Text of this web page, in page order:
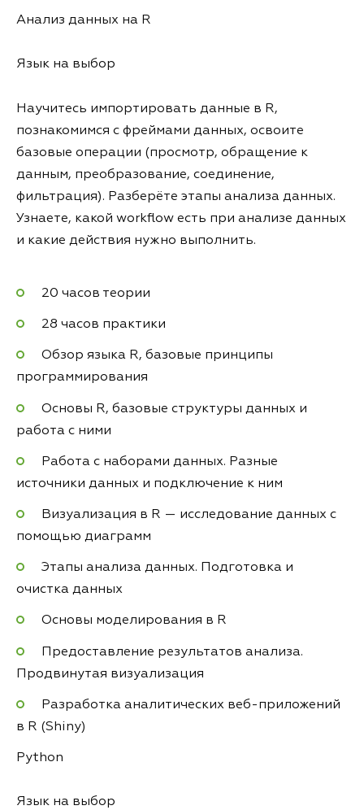
Анализ данных на R
Язык на выбор
Научитесь импортировать данные в R,
познакомимся с фреймами данных, освоите
базовые операции (просмотр, обращение к
данным, преобразование, соединение,
фильтрация). Разберёте этапы анализа данных.
Узнаете, какой workflow есть при анализе данных
и какие действия нужно выполнить.
20 часов теории
28 часов практики
Обзор языка R, базовые принципы
программирования
Основы R, базовые структуры данных и
работа с ними
Работа с наборами данных. Разные
источники данных и подключение к ним
Визуализация в R — исследование данных с
помощью диаграмм
Этапы анализа данных. Подготовка и
очистка данных
Основы моделирования в R
Предоставление результатов анализа.
Продвинутая визуализация
Разработка аналитических веб-приложений
в R (Shiny)
Python
Язык на выбор